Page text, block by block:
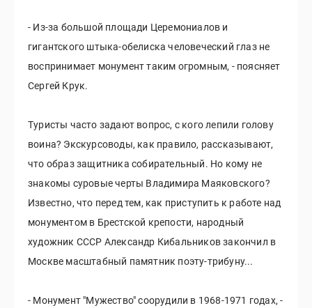
- Из-за большой площади Церемониалов и
гигантского штыка-обелиска человеческий глаз не
воспринимает монумент таким огромным, - поясняет
Сергей Крук.
Туристы часто задают вопрос, с кого лепили голову
воина? Экскурсоводы, как правило, рассказывают,
что образ защитника собирательный. Но кому не
знакомы суровые черты Владимира Маяковского?
Известно, что перед тем, как приступить к работе над
монументом в Брестской крепости, народный
художник СССР Александр Кибальников закончил в
Москве масштабный памятник поэту-трибуну...
- Монумент "Мужество" соорудили в 1968-1971 годах, -